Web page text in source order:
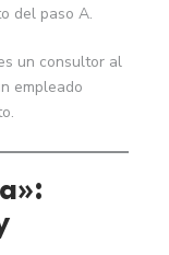
del paso A.
un consultor al
empleado